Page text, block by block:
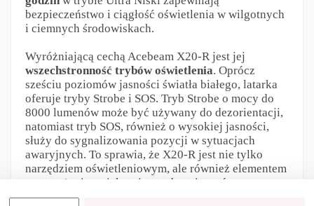
bezpieczeństwo i ciągłość oświetlenia w wilgotnych
i ciemnych środowiskach.
Wyróżniającą cechą Acebeam X20-R jest jej
wszechstronność trybów oświetlenia. Oprócz
sześciu poziomów jasności światła białego, latarka
oferuje tryby Strobe i SOS. Tryb Strobe o mocy do
8000 lumenów może być używany do dezorientacji,
natomiast tryb SOS, również o wysokiej jasności,
służy do sygnalizowania pozycji w sytuacjach
awaryjnych. To sprawia, że X20-R jest nie tylko
narzędziem oświetleniowym, ale również elementem
wyposażenia zwiększającym bezpieczeństwo
użytkownika.